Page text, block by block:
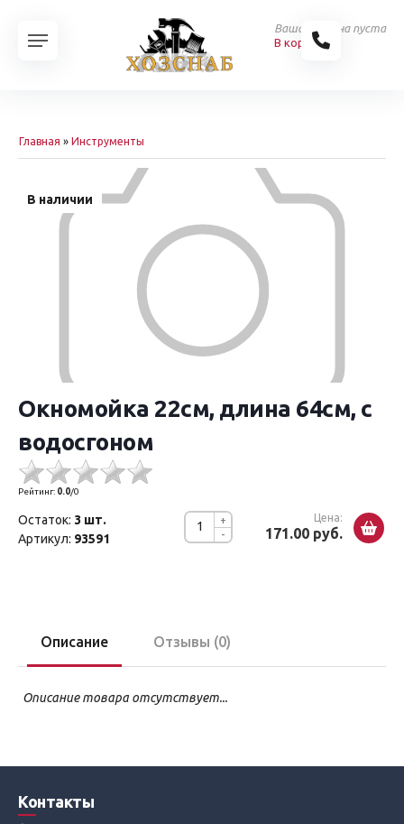
Ваша корзина пуста
В корзину
Главная » Инструменты
В наличии
Окномойка 22см, длина 64см, с
водосгоном
Рейтинг: 0.0/0
-
+ Цена:
171.00 руб.
Остаток: 3 шт.
Артикул: 93591
Описание Отзывы (0)
Описание товара отсутствует...
Контакты